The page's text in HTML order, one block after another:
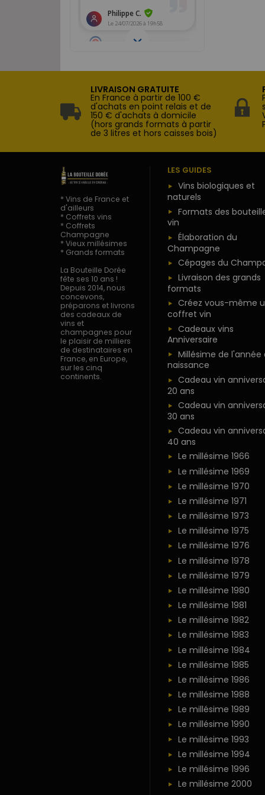
LIVRAISON GRATUITE
En France à partir de 100 €
d'achats en point relais et de
150 € d'achats à domicile
(hors grands formats à partir
de 3 litres et hors caisses bois)
* Vins de France et
d'ailleurs
* Coffrets vins
* Coffrets
Champagne
* Vieux millésimes
* Grands formats
La Bouteille Dorée
fête ses 10 ans !
Depuis 2014, nous
concevons,
préparons et livrons
des cadeaux de
vins et
champagnes pour
le plaisir de milliers
de destinataires en
France, en Europe,
sur les cinq
continents.
LES GUIDES
Vins biologiques et
naturels
Formats des
vin
Élaboration du
Champagne
Cépages du
Livraison des grands
formats
Créez vous-même
coffret vin
Cadeaux vins
Anniversaire
Millésime de l'année
naissance
Cadeau vin
20 ans
Cadeau vin
30 ans
Cadeau vin
40 ans
Le millésime 1966
Le millésime 1969
Le millésime 1970
Le millésime 1971
Le millésime 1973
Le millésime 1975
Le millésime 1976
Le millésime 1978
Le millésime 1979
Le millésime 1980
Le millésime 1981
Le millésime 1982
Le millésime 1983
Le millésime 1984
Le millésime 1985
Le millésime 1986
Le millésime 1988
Le millésime 1989
Le millésime 1990
Le millésime 1993
Le millésime 1994
Le millésime 1996
Le millésime 2000